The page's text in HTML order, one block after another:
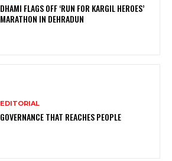
DHAMI FLAGS OFF ‘RUN FOR KARGIL HEROES’
MARATHON IN DEHRADUN
EDITORIAL
GOVERNANCE THAT REACHES PEOPLE